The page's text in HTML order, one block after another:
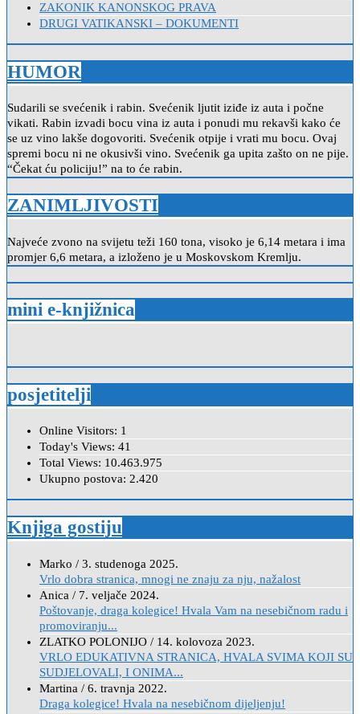
ZAKONIK KANONSKOG PRAVA
DRUGI VATIKANSKI – DOKUMENTI
HUMOR
Sudarili se svećenik i rabin. Svećenik ljutit iziđe iz auta i počne
vikati. Rabin izvadi bocu vina iz auta i ponudi mu rekavši kako će
se uz vino lakše dogovoriti. Svećenik otpije i vrati mu bocu. Ovaj
spremi bocu ni ne okusivši vino. Svećenik ga upita zašto on ne pije.
“Čekat ću policiju!” na to će rabin.
ZANIMLJIVOSTI
Najveće zvono na svijetu teži 160 tona, visoko je 6,14 metara i ima
promjer 6,6 metara, a izloženo je u Moskovskom Kremlju.
mini e-knjižnica
posjetitelji
Online Visitors: 1
Today's Views: 41
Total Views: 10.463.975
Ukupno postova: 2.420
Knjiga gostiju
Marko / 3. studenoga 2025.
Vrlo dobra stranica, mnogi ne znaju za nju, nažalost
Anica / 7. veljače 2024.
Poštovanje, draga kolegice! Hvala Vam na nesebičnom radu i
promoviranju...
ZLATKO POLONIJO / 14. kolovoza 2023.
VRLO EDUKATIVNA STRANICA, HVALA SVIMA KOJI SU
SUDJELOVALI, I ONIMA...
Martina / 6. travnja 2022.
Draga kolegice! Hvala na nesebičnom dijeljenju!